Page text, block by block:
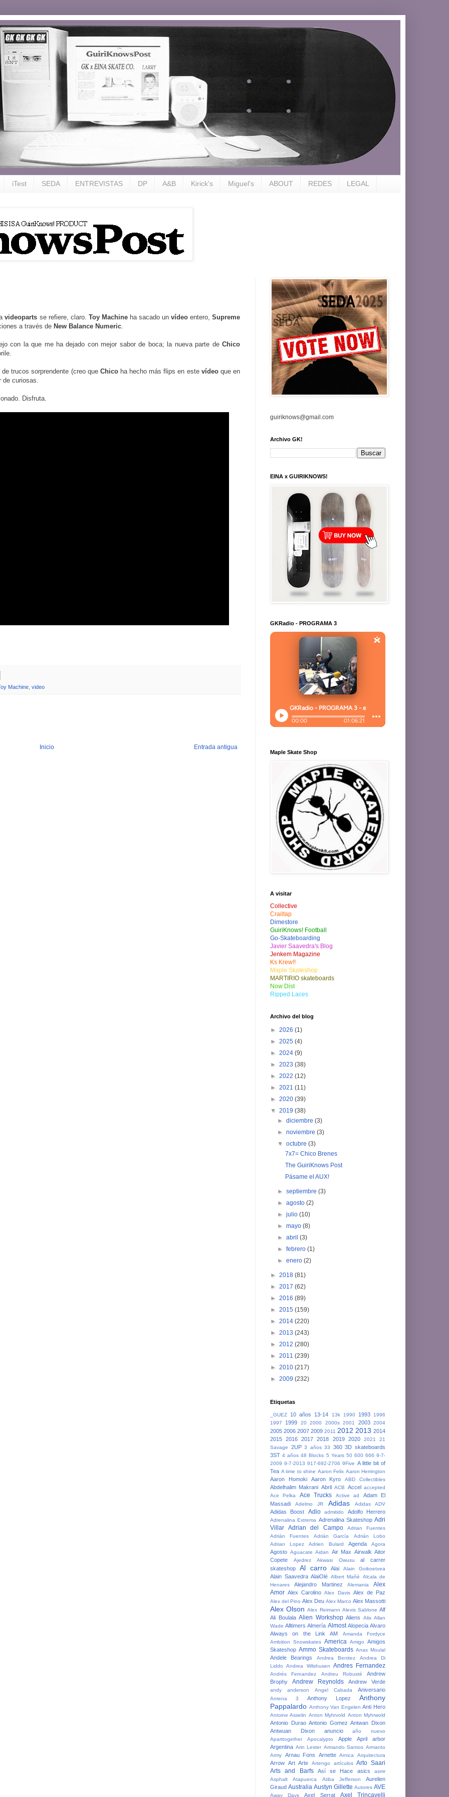
iTest SEDA ENTREVISTAS DP A&B Kirick's Miguel's ABOUT REDES LEGAL
videoparts se refiere, claro. Toy Machineha sacado un vídeoentero,Supreme
a través de New Balance Numeric.
con la que me ha dejado con mejor sabor de boca; la nueva parte de Chico
trucos sorprendente (creo que Chicoha hecho más flips en este vídeoque en
de curiosas.
Disfruta.
Machine video
Entrada antigua
Inicio
guiriknows@gmail.com
Archivo GK!
EINA x GUIRIKNOWS!
GKRadio - PROGRAMA 3
Maple Skate Shop
A visitar
Collective
Crailtap
Dimestore
GuiriKnows! Football
Go-Skateboarding
Javier Saavedra's Blog
Jenkem Magazine
Ks Krew!!
Maple Skateshop
MARTIRIO skateboards
Now Dist
Ripped Laces
Archivo del blog
► 2026 (1)
► 2025 (4)
► 2024 (9)
► 2023 (38)
► 2022 (12)
► 2021 (11)
► 2020 (39)
▼ 2019 (38)
►diciembre(3)
►noviembre(3)
▼octubre(3)
7x7= Chico Brenes
The GuiriKnows Post
Pásame el AUX!
►septiembre(3)
►agosto(2)
►julio(10)
►mayo(8)
►abril(3)
►febrero(1)
►enero(2)
► 2018 (81)
► 2017 (62)
► 2016 (89)
► 2015 (159)
► 2014 (220)
► 2013 (243)
► 2012 (280)
► 2011 (239)
► 2010 (217)
► 2009 (232)
Etiquetas
_GUEZ 10 años 13-14 13k 1990 1993
1996
1997
1999 20 2000 2000s 2001 2003 2004
2005 2006 2007 2009 2011 2012 2013 2014
2015 2016 2017 2018 2019 2020 2021
21
Savage
2UP 3 años 33 360 3D skateboards
3ST 4 años 48 Blocks 5 Years 50 600 666 9-7-
2009 9-7-2013 917-692-2706 9Five A little bit of
Tea A time to shine Aaron Felix Aaron Herrington
Aaron Homoki Aaron Kyro ABD Collectibles
Abdelhalim Makrani Abril ACB Accel accepted
Ace Pelka
Ace Trucks Active ad
Adam El
Massadi
Adelmo JR Adidas Adidas ADV
Adidas Boost Adio admitido Adolfo Herrero
Adrenalina Extrema Adrenalina Skateshop Adri
Villar Adrian del Campo
Adrian Fuentes
Adrián Fuentes
Adrián García
Adrián Lobo
Adrian Lopez
Adrien Bulard Agenda Agora
Agosto Aguacate Aidan Air Max Airwalk Aitor
Copete
Ajedrez Akwasi Owusu
al carrer
skateshop
Al carro Alai Alain Goikoetxea
Alain Saavedra AlaiOlé Albert Mañé
Alcala de
Henares
Alejandro Martinez Alemania
Alex
Amor Alex Carolino Alex Davis Alex de Paz
Alex del Pino Alex Deu Alex Marco Alex Massotti
Alex Olson Alex Reimann Alexis Sablone Alf
Ali Boulala Alien Workshop Aliens Alis Allan
Wade Alltimers Almería Almost Alopecia Alvaro
Always on the Link
AM
Amanda Fordyce
Ambition Snowskates America Amigo
Amigos
Skateshop Ammo Skateboards Anas Moulal
Andele Bearings Andrea Benitez
Andrea Di
Liddo
Andrea Wilshusen Andres Fernandez
Andrés Fernandez Andreu Robusté
Andrew
Brophy
Andrew Reynolds Andrew Verde
andy anderson Angel Cabada Aniversario
Antena 3 Anthony Lopez
Anthony
Pappalardo Anthony Van Engelen Anti Hero
Antoine Asselin Anton Myhrvold Anton Myhrwold
Antonio Durao Antonio Gomez Antwan Dixon
Antwuan Dixon
anuncio
año nuevo
Aparttogether
Apocalypto Apple April
arbor
Argentina Arin Lester Armando Santos Armanto
Army
Arnau Fons Arnette Arnica Arquitectura
Arrow Art Arte Artengo artículos
Arto Saari
Arts and Barfs
Así se Hace asics
asmr
Asphalt
Atapuerca Atiba Jefferson
Aurelien
Giraud Australia Austyn Gillette Autores AVE
Away Days Axel Serrat Axel Trincavelli